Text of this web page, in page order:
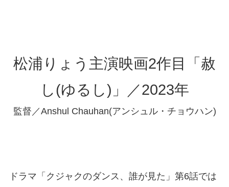
松浦りょう主演映画2作目「赦
し(ゆるし)」／2023年
監督／Anshul Chauhan(アンシュル・チョウハン)
ドラマ「クジャクのダンス、誰が見た」第6話では